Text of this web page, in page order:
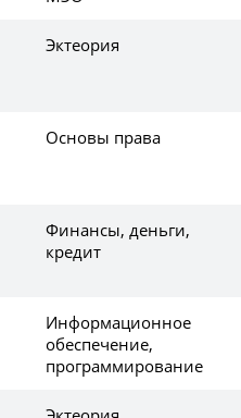
Эктеория
Основы права
Финансы, деньги,
кредит
Информационное
обеспечение,
программирование